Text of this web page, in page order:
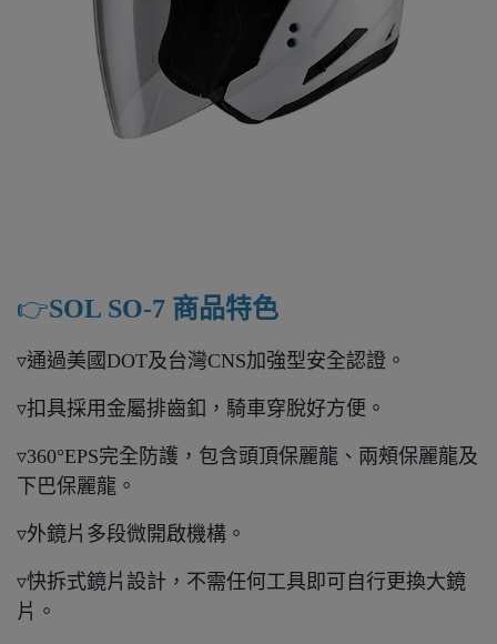
👉️SOL SO-7 商品特色
▿通過美國DOT及台灣CNS加強型安全認證。
▿扣具採用金屬排齒釦，騎車穿脫好方便。
▿360°EPS完全防護，包含頭頂保麗龍、兩頰保麗龍及
下巴保麗龍。
▿外鏡片多段微開啟機構。
▿快拆式鏡片設計，不需任何工具即可自行更換大鏡
片。